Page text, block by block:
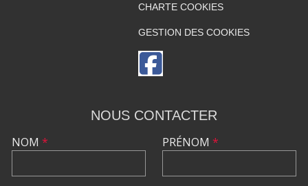
CHARTE COOKIES
GESTION DES COOKIES
NOUS CONTACTER
NOM * PRÉNOM *